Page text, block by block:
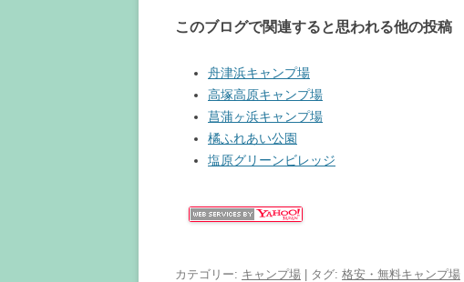
このブログで関連すると思われる他の投稿
舟津浜キャンプ場
高塚高原キャンプ場
菖蒲ヶ浜キャンプ場
橘ふれあい公園
塩原グリーンビレッジ
カテゴリー: キャンプ場 | タグ: 格安・無料キャンプ場